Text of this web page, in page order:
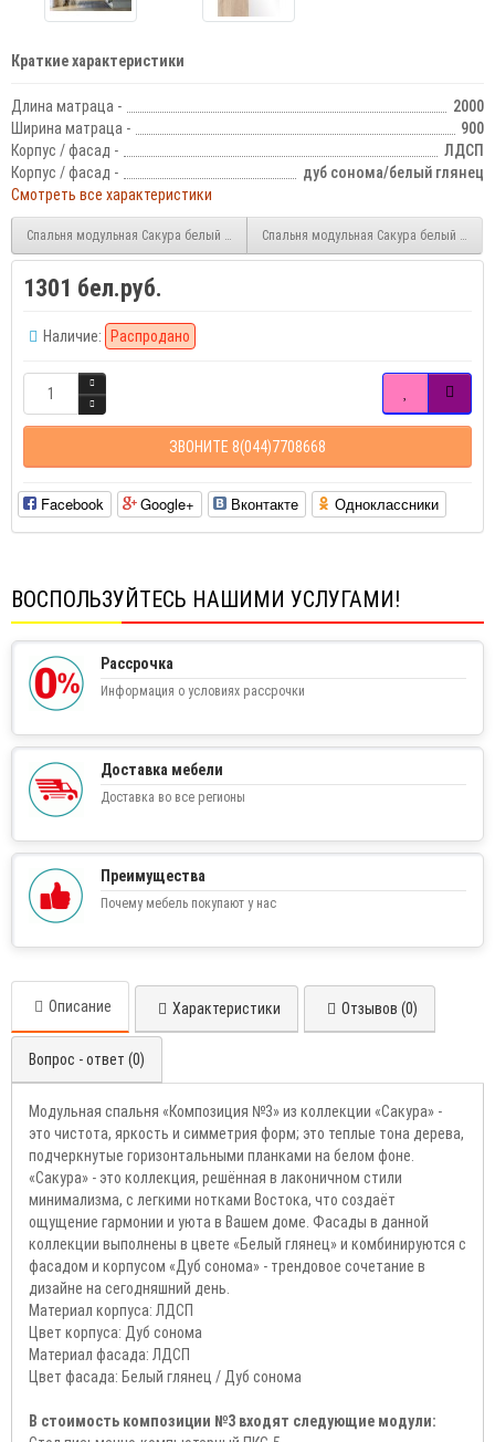
Краткие характеристики
Длина матраца -
2000
Ширина матраца -
900
Корпус / фасад -
ЛДСП
Корпус / фасад -
дуб сонома/белый глянец
Смотреть все характеристики
Спальня модульная Сакура белый глянец композиция №2Спальня модульная Сакура белый
1301 бел.руб.
Наличие: Распродано
ЗВОНИТЕ 8(044)7708668
Facebook Google+ Вконтакте Одноклассники
ВОСПОЛЬЗУЙТЕСЬ НАШИМИ УСЛУГАМИ!
Рассрочка
Информация о условиях рассрочки
Доставка мебели
Доставка во все регионы
Преимущества
Почему мебель покупают у нас
Описание Характеристики Отзывов (0)
Вопрос - ответ (0)
Модульная спальня «Композиция №3» из коллекции «Сакура» -
это чистота, яркость и симметрия форм; это теплые тона дерева,
подчеркнутые горизонтальными планками на белом фоне.
«Сакура» - это коллекция, решённая в лаконичном стили
минимализма, с легкими нотками Востока, что создаёт
ощущение гармонии и уюта в Вашем доме. Фасады в данной
коллекции выполнены в цвете «Белый глянец» и комбинируются с
фасадом и корпусом «Дуб сонома» - трендовое сочетание в
дизайне на сегодняшний день.
Материал корпуса: ЛДСП
Цвет корпуса: Дуб сонома
Материал фасада: ЛДСП
Цвет фасада: Белый глянец / Дуб сонома
В стоимость композиции №3 входят следующие модули: